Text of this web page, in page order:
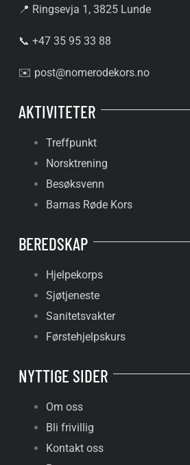
📍 Ringsevja 1, 3825 Lunde
📞 +47 35 95 33 88
✉️ post@nomerodekors.no
AKTIVITETER
Treffpunkt
Norsktrening
Besøksvenn
Barnas Røde Kors
BEREDSKAP
Hjelpekorps
Sjøtjeneste
Sanitetsvakter
Førstehjelpskurs
NYTTIGE SIDER
Om oss
Bli frivillig
Kontakt oss